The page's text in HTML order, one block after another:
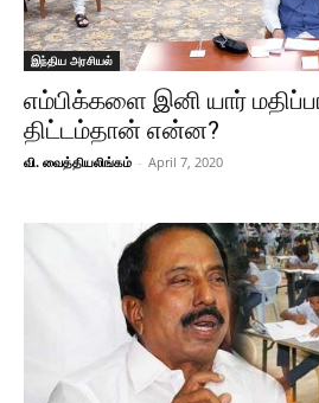
இந்திய அரசியல்
எம்பிக்களை இனி யார்
திட்டம்தான் என்ன?
வி. வைத்தியலிங்கம் - April 7, 2020